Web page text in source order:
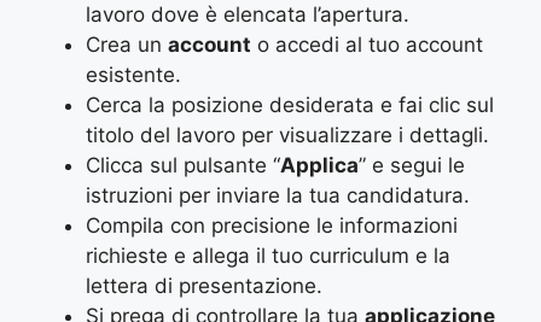
lavoro dove è elencata l’apertura.
Crea un account o accedi al tuo account
esistente.
Cerca la posizione desiderata e fai clic sul
titolo del lavoro per visualizzare i dettagli.
Clicca sul pulsante “Applica” e segui le
istruzioni per inviare la tua candidatura.
Compila con precisione le informazioni
richieste e allega il tuo curriculum e la
lettera di presentazione.
Si prega di controllare la tua applicazione